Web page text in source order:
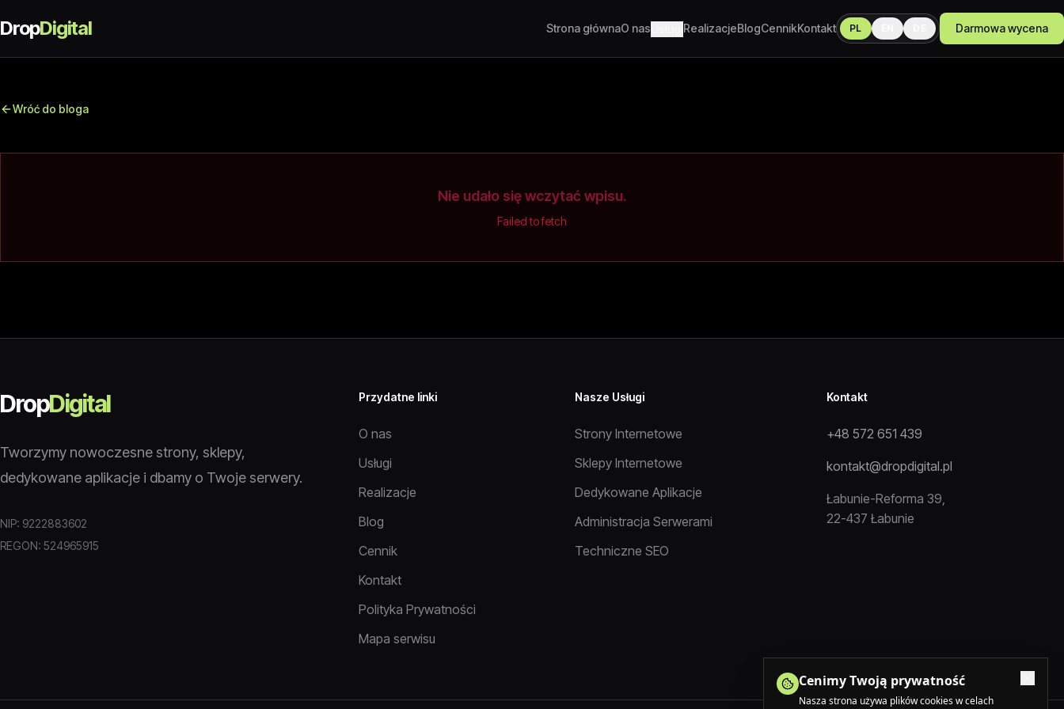
DropDigital Strona głównaO nas RealizacjeBlogCennikKontakt PL Darmowa wycena
Wróć do bloga
Nie udało się wczytać wpisu.
Failed to fetch
DropDigital
Tworzymy nowoczesne strony, sklepy,
dedykowane aplikacje i dbamy o Twoje serwery.
NIP: 9222883602
REGON: 524965915
Przydatne linki
O nas
Usługi
Realizacje
Blog
Cennik
Kontakt
Polityka Prywatności
Mapa serwisu
Nasze Usługi
Strony Internetowe
Sklepy Internetowe
Dedykowane Aplikacje
Administracja Serwerami
Techniczne SEO
Kontakt
+48 572 651 439
kontakt@dropdigital.pl
Łabunie-Reforma 39,
22-437 Łabunie
Cenimy Twoją prywatność
Nasza strona używa plików cookies w celach